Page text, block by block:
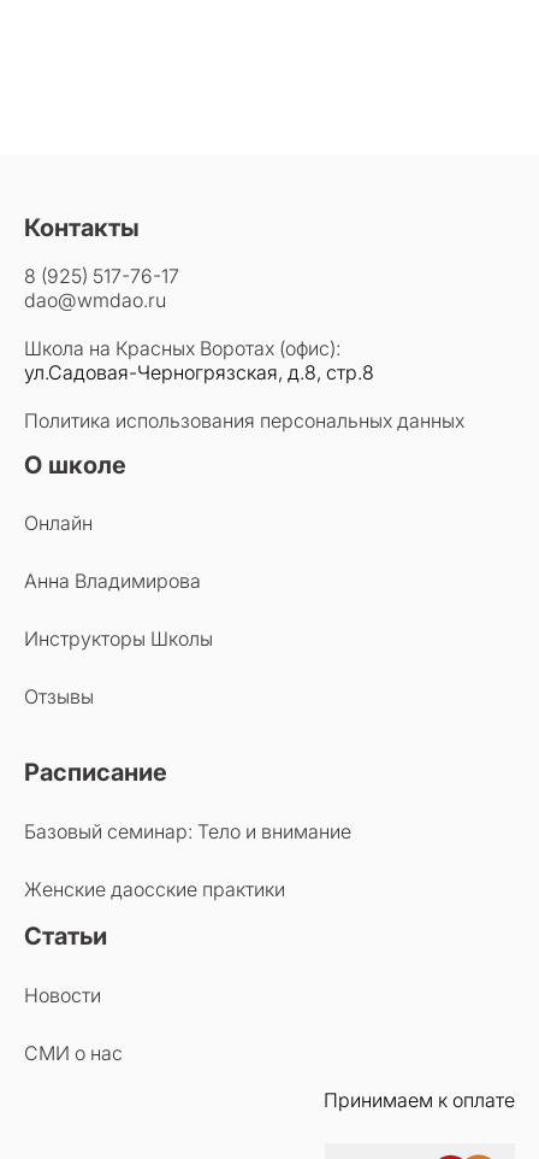
Контакты
8 (925) 517-76-17
dao@wmdao.ru
Школа на Красных Воротах (офис):
ул.Садовая-Черногрязская, д.8, стр.8
Политика использования персональных данных
О школе
Онлайн
Анна Владимирова
Инструкторы Школы
Отзывы
Расписание
Базовый семинар: Тело и внимание
Женские даосские практики
Статьи
Новости
СМИ о нас
Принимаем к оплате